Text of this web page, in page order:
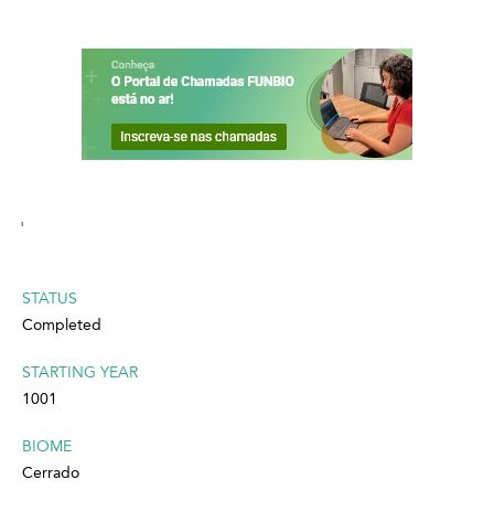
'
STATUS
Completed
STARTING YEAR
1001
BIOME
Cerrado